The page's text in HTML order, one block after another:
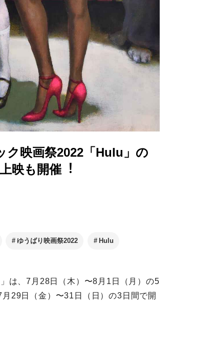
ク映画祭2022「Hulu」の
映も開催︕
ゆうばり映画祭2022 Hulu
は、7⽉28⽇（⽊）〜8⽉1⽇（⽉）の5
29⽇（⾦）〜31⽇（⽇）の3⽇間で開